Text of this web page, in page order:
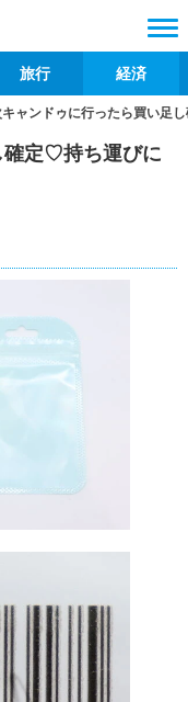
旅行 経済
キャンドゥに行ったら買い足
確定♡持ち運びに